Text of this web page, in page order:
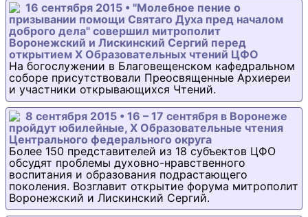
16 сентября 2015 • "Молебное пение о
призывании помощи Святаго Духа пред началом
доброго дела" совершил митрополит
Воронежский и Лискинский Сергий перед
открытием Х Образовательных чтений ЦФО
На богослужении в Благовещенском кафедральном
соборе присутствовали Преосвященные Архиереи
и участники открывающихся Чтений.
8 сентября 2015 • 16 – 17 сентября в Воронеже
пройдут юбилейные, Х Образовательные чтения
Центрального федерального округа
Более 150 представителей из 18 субъектов ЦФО
обсудят проблемы духовно-нравственного
воспитания и образования подрастающего
поколения. Возглавит открытие форума митрополит
Воронежский и Лискинский Сергий.